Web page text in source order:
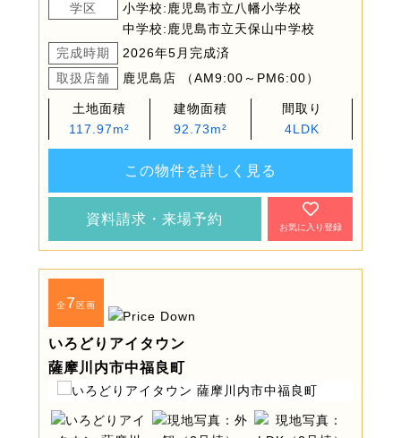
学区
小学校:鹿児島市立八幡小学校
中学校:鹿児島市立天保山中学校
完成時期
2026年5月完成済
取扱店舗
鹿児島店 （AM9:00～PM6:00）
土地面積
117.97m²
建物面積
92.73m²
間取り
4LDK
この物件を詳しく見る
資料請求・来場予約
お気に入り登録
全7 区画
いろどりアイタウン
薩摩川内市中福良町